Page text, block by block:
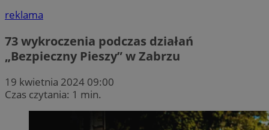
reklama
73 wykroczenia podczas działań
„Bezpieczny Pieszy” w Zabrzu
19 kwietnia 2024 09:00
Czas czytania: 1 min.